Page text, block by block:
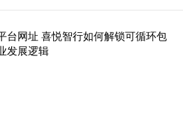
台网址 喜悦智行如何解锁可循环包
发展逻辑